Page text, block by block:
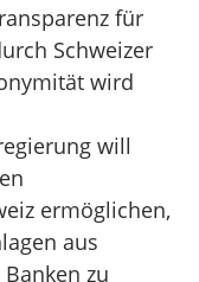
für
Schweizer
wird
will
ermöglichen,
aus
zu